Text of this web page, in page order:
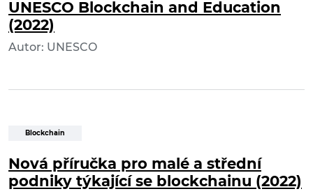
UNESCO Blockchain and Education
(2022)
Autor: UNESCO
Blockchain
Nová příručka pro malé a střední
podniky týkající se blockchainu (2022)